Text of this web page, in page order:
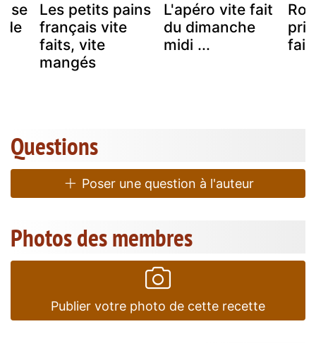
Les petits pains
français vite
faits, vite
mangés
L'apéro vite fait
du dimanche
midi ...
fait.
Questions
Poser une question à l'auteur
Photos des membres
Publier votre photo de cette recette